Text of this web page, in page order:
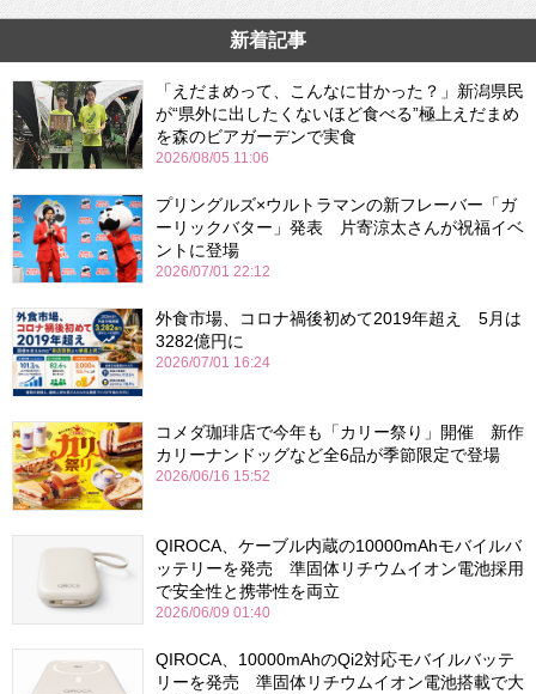
新着記事
「えだまめって、こんなに甘かった？」新潟県民
が“県外に出したくないほど食べる”極上えだまめ
を森のビアガーデンで実食
2026/08/05 11:06
プリングルズ×ウルトラマンの新フレーバー「ガ
ーリックバター」発表 片寄涼太さんが祝福イベ
ントに登場
2026/07/01 22:12
外食市場、コロナ禍後初めて2019年超え 5月は
3282億円に
2026/07/01 16:24
コメダ珈琲店で今年も「カリー祭り」開催 新作
カリーナンドッグなど全6品が季節限定で登場
2026/06/16 15:52
QIROCA、ケーブル内蔵の10000mAhモバイルバ
ッテリーを発売 準固体リチウムイオン電池採用
で安全性と携帯性を両立
2026/06/09 01:40
QIROCA、10000mAhのQi2対応モバイルバッテ
リーを発売 準固体リチウムイオン電池搭載で大